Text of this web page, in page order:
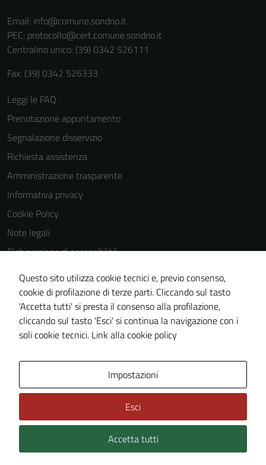
Email: info@comune.sondrio.it
PEC: protocollo@cert.comune.sondrio.it
Centralino unico: (39) 0342 526111
Fax: (39) 0342 526333
Leggi le FAQ
Prenotazione appuntamento
Segnalazione disservizio
Richiesta assistenza
Amministrazione trasparente
Informativa privacy
Cookie Policy
Note legali
Dichiarazione di accessibilità
Dichiarazione di accessibilità Servizi
Whistleblowing
Piano di miglioramento del sito
Area riservata
Technical Design s.r.l.
Questo sito utilizza cookie tecnici e, previo consenso,
cookie di profilazione di terze parti. Cliccando sul tasto
'Accetta tutti' si presta il consenso alla profilazione,
cliccando sul tasto 'Esci' si continua la navigazione con i
soli cookie tecnici. Link alla cookie policy
Impostazioni
Esci
Accetta tutti
possono